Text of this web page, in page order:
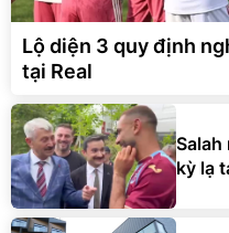
Lộ diện 3 quy định
tại Real
Salah
kỳ lạ